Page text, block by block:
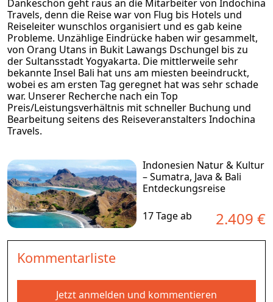
Dankeschön geht raus an die Mitarbeiter von Indochina
Travels, denn die Reise war von Flug bis Hotels und
Reiseleiter wunschlos organisiert und es gab keine
Probleme. Unzählige Eindrücke haben wir gesammelt,
von Orang Utans in Bukit Lawangs Dschungel bis zu
der Sultansstadt Yogyakarta. Die mittlerweile sehr
bekannte Insel Bali hat uns am miesten beeindruckt,
wobei es am ersten Tag geregnet hat was sehr schade
war. Unserer Recherche nach ein Top
Preis/Leistungsverhältnis mit schneller Buchung und
Bearbeitung seitens des Reiseveranstalters Indochina
Travels.
Indonesien Natur & Kultur
– Sumatra, Java & Bali
Entdeckungsreise
17 Tage ab 2.409 €
Kommentarliste
Jetzt anmelden und kommentieren